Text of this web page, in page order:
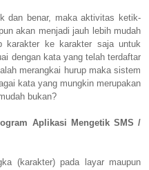
dan benar, maka aktivitas ketik-
akan menjadi jauh lebih mudah
karakter ke karakter saja untuk
dengan kata yang telah terdaftar
merangkai hurup maka sistem
kata yang mungkin merupakan
bukan?
Aplikasi Mengetik SMS /
(karakter) pada layar maupun